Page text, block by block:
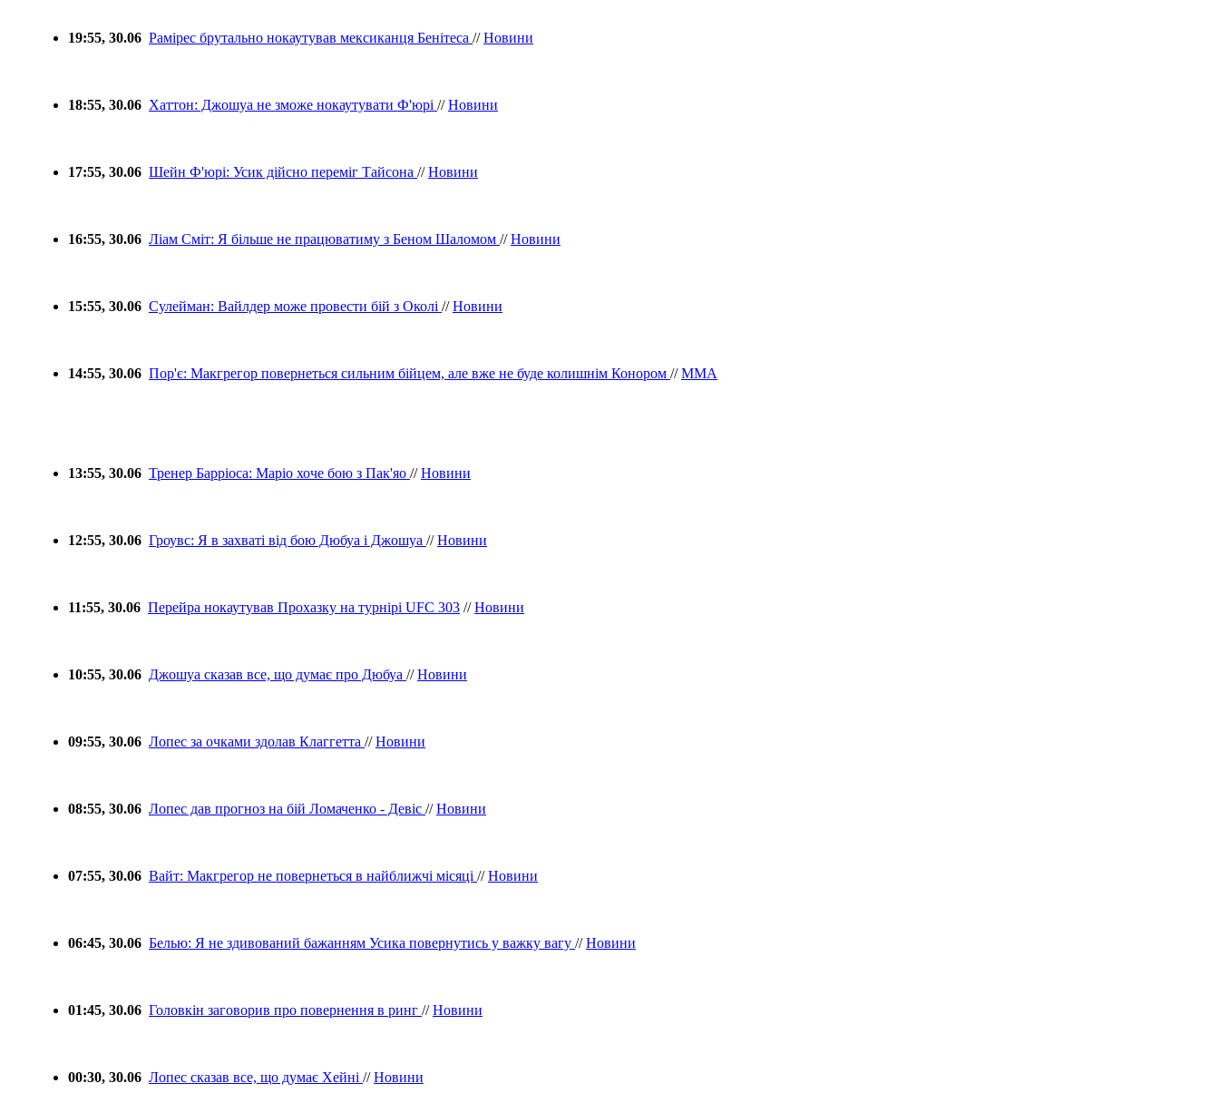
19:55, 30.06 Рамірес брутально нокаутував мексиканця Бенітеса //Новини
18:55, 30.06 Хаттон: Джошуа не зможе нокаутувати Ф'юрі //Новини
17:55, 30.06 Шейн Ф'юрі: Усик дійсно переміг Тайсона //Новини
16:55, 30.06 Ліам Сміт: Я більше не працюватиму з Беном Шаломом //Новини
15:55, 30.06 Сулейман: Вайлдер може провести бій з Околі //Новини
14:55, 30.06 Пор'є: Макгрегор повернеться сильним бійцем, але вже не буде колишнім Конором //ММА
13:55, 30.06 Тренер Барріоса: Маріо хоче бою з Пак'яо //Новини
12:55, 30.06 Гроувс: Я в захваті від бою Дюбуа і Джошуа //Новини
11:55, 30.06 Перейра нокаутував Прохазку на турнірі UFC 303 //Новини
10:55, 30.06 Джошуа сказав все, що думає про Дюбуа //Новини
09:55, 30.06 Лопес за очками здолав Клаггетта //Новини
08:55, 30.06 Лопес дав прогноз на бій Ломаченко - Девіс //Новини
07:55, 30.06 Вайт: Макгрегор не повернеться в найближчі місяці //Новини
06:45, 30.06 Белью: Я не здивований бажанням Усика повернутись у важку вагу //Новини
01:45, 30.06 Головкін заговорив про повернення в ринг //Новини
00:30, 30.06 Лопес сказав все, що думає Хейні //Новини